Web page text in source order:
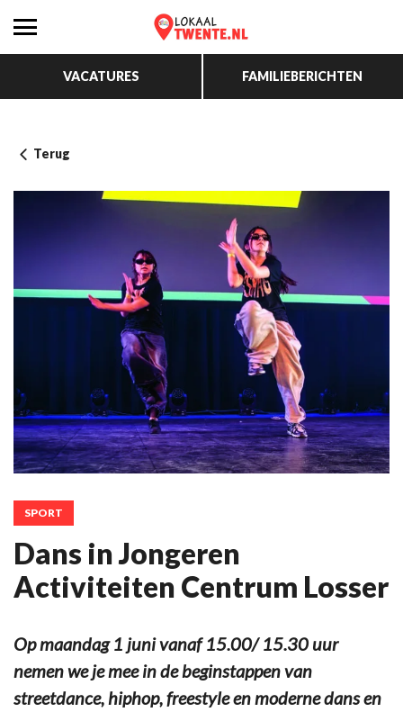
VACATURES FAMILIEBERICHTEN
Terug
SPORT
Dans in Jongeren
Activiteiten Centrum Losser
Op maandag 1 juni vanaf 15.00/ 15.30 uur
nemen we je mee in de beginstappen van
streetdance, hiphop, freestyle en moderne dans en